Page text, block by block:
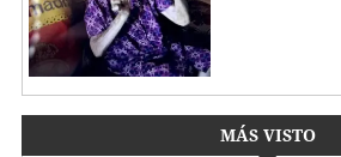
MÁS VISTO